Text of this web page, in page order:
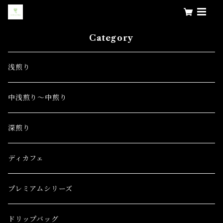
Category
浅煎り
中浅煎り～中煎り
深煎り
ディカフェ
プレミアムシリーズ
ドリップバッグ